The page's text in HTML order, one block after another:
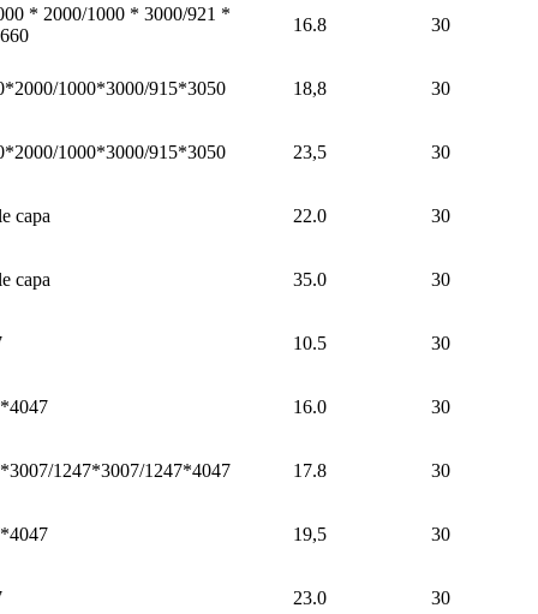
* 2000/1000 * 3000/921 *
16.8 30
1000*3000/915*3050 18,8 30
1000*3000/915*3050 23,5 30
capa 22.0 30
capa 35.0 30
10.5 30
16.0 30
1247*3007/1247*4047 17.8 30
19,5 30
23.0 30